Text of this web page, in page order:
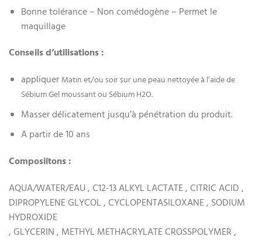
Bonne tolérance – Non comédogène – Permet le
maquillage
Conseils d’utilisations :
appliquer Matin et/ou soirsur une peau nettoyée à l’aide de
Sébium Gel moussant ou Sébium H2O.
Masser délicatement jusqu’à pénétration du produit.
A partir de 10 ans
Composiitons :
AQUA/WATER/EAU , C12-13 ALKYL LACTATE , CITRIC ACID ,
DIPROPYLENE GLYCOL , CYCLOPENTASILOXANE , SODIUM
HYDROXIDE
, GLYCERIN , METHYL METHACRYLATE CROSSPOLYMER ,